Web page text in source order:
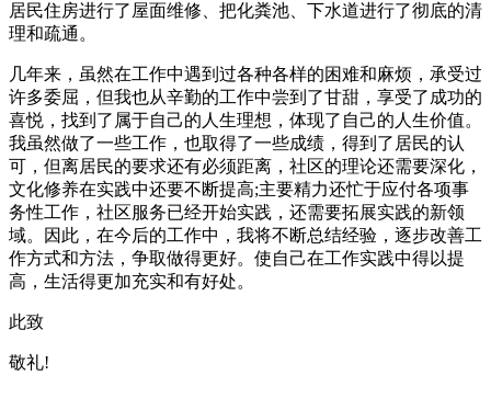
居民住房进行了屋面维修、把化粪池、下水道进行了彻底的清
理和疏通。
几年来，虽然在工作中遇到过各种各样的困难和麻烦，承受过
许多委屈，但我也从辛勤的工作中尝到了甘甜，享受了成功的
喜悦，找到了属于自己的人生理想，体现了自己的人生价值。
我虽然做了一些工作，也取得了一些成绩，得到了居民的认
可，但离居民的要求还有必须距离，社区的理论还需要深化，
文化修养在实践中还要不断提高;主要精力还忙于应付各项事
务性工作，社区服务已经开始实践，还需要拓展实践的新领
域。因此，在今后的工作中，我将不断总结经验，逐步改善工
作方式和方法，争取做得更好。使自己在工作实践中得以提
高，生活得更加充实和有好处。
此致
敬礼!